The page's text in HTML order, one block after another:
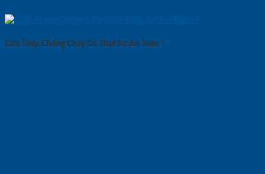
Cửa Thép Chống Cháy Có Thật Sự An Toàn ?